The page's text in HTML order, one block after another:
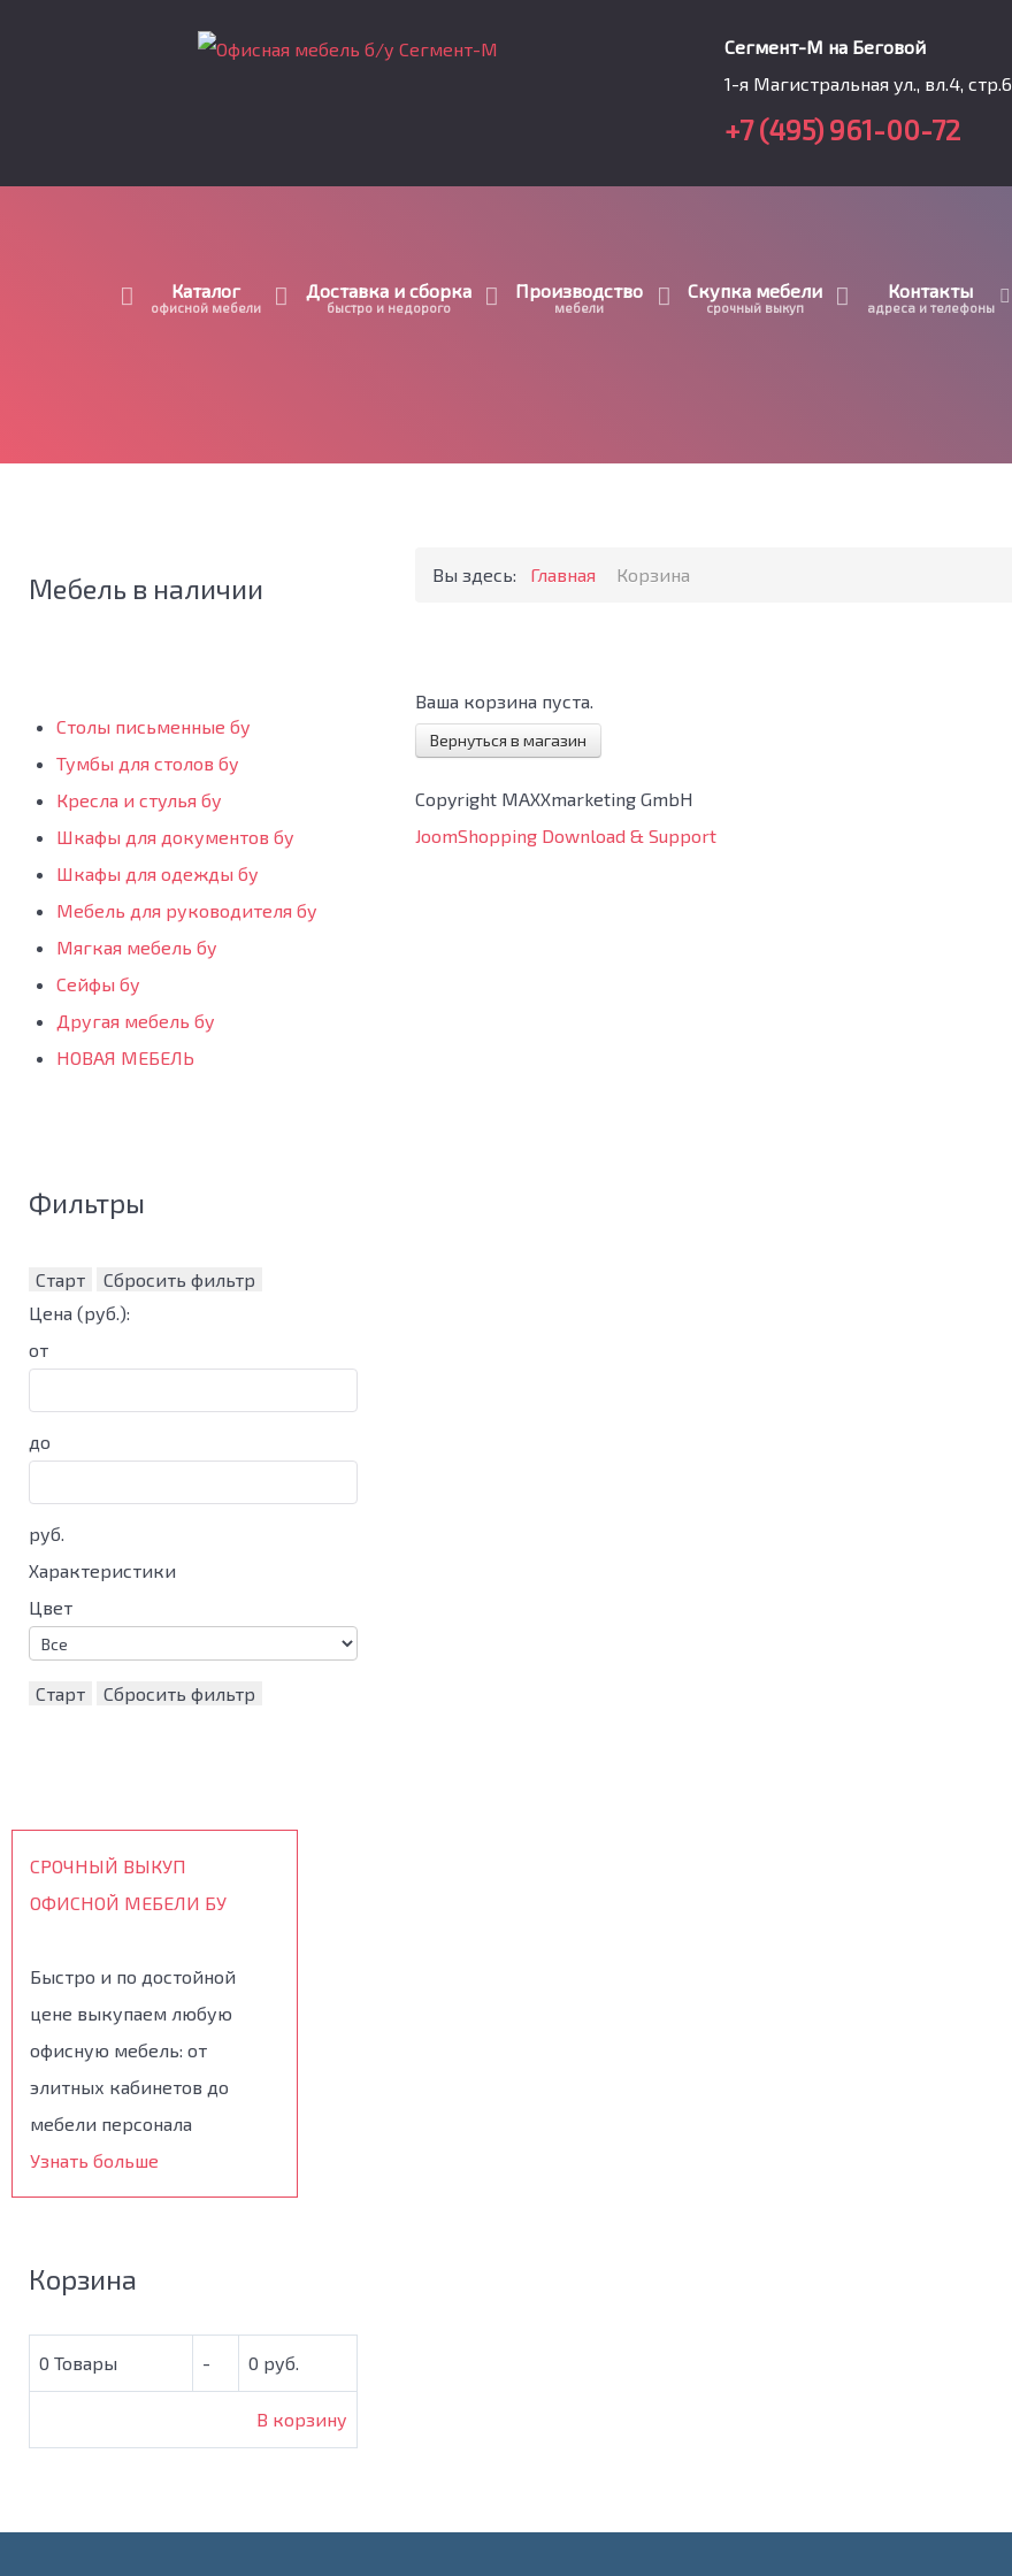
Сегмент-М на Беговой
1-я Магистральная ул., вл.4, стр.6
+7 (495) 961-00-72
Каталог
офисной мебели
Доставка и сборка
быстро и недорого
Производство
мебели
Скупка мебели
срочный выкуп
Контакты
адреса и телефоны
Мебель в наличии
Столы письменные бу
Тумбы для столов бу
Кресла и стулья бу
Шкафы для документов бу
Шкафы для одежды бу
Мебель для руководителя бу
Мягкая мебель бу
Сейфы бу
Другая мебель бу
НОВАЯ МЕБЕЛЬ
Фильтры
Старт
Сбросить фильтр
Цена (руб.):
от
до
руб.
Характеристики
Цвет
Старт Сбросить фильтр
СРОЧНЫЙ ВЫКУП
ОФИСНОЙ МЕБЕЛИ БУ
Быстро и по достойной
цене выкупаем любую
офисную мебель: от
элитных кабинетов до
мебели персонала
Узнать больше
Корзина
0 Товары - 0 руб.
В корзину
Вы здесь: Главная Корзина
Ваша корзина пуста.
Вернуться в магазин
Copyright MAXXmarketing GmbH
JoomShopping Download & Support